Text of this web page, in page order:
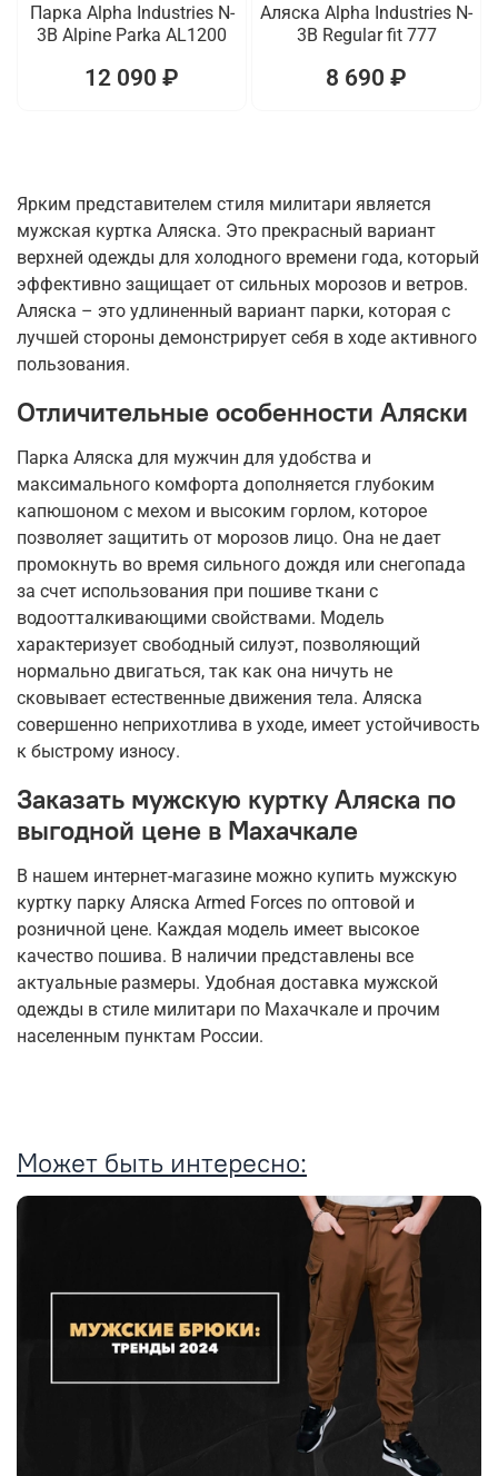
Парка Alpha Industries N-
3B Alpine Parka AL1200
12 090 ₽
Аляска Alpha Industries N-
3B Regular fit 777
8 690 ₽
Ярким представителем стиля милитари является
мужская куртка Аляска. Это прекрасный вариант
верхней одежды для холодного времени года, который
эффективно защищает от сильных морозов и ветров.
Аляска – это удлиненный вариант парки, которая с
лучшей стороны демонстрирует себя в ходе активного
пользования.
Отличительные особенности Аляски
Парка Аляска для мужчин для удобства и
максимального комфорта дополняется глубоким
капюшоном с мехом и высоким горлом, которое
позволяет защитить от морозов лицо. Она не дает
промокнуть во время сильного дождя или снегопада
за счет использования при пошиве ткани с
водоотталкивающими свойствами. Модель
характеризует свободный силуэт, позволяющий
нормально двигаться, так как она ничуть не
сковывает естественные движения тела. Аляска
совершенно неприхотлива в уходе, имеет устойчивость
к быстрому износу.
Заказать мужскую куртку Аляска по
выгодной цене в Махачкале
В нашем интернет-магазине можно купить мужскую
куртку парку Аляска Armed Forces по оптовой и
розничной цене. Каждая модель имеет высокое
качество пошива. В наличии представлены все
актуальные размеры. Удобная доставка мужской
одежды в стиле милитари по Махачкале и прочим
населенным пунктам России.
Может быть интересно: